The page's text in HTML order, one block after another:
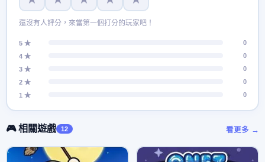
還沒有人評分，來當第一個打分的玩家吧！
5 ★
0
4 ★
0
3 ★
0
2 ★
0
1 ★
0
🎮 相關遊戲 12 看更多 →